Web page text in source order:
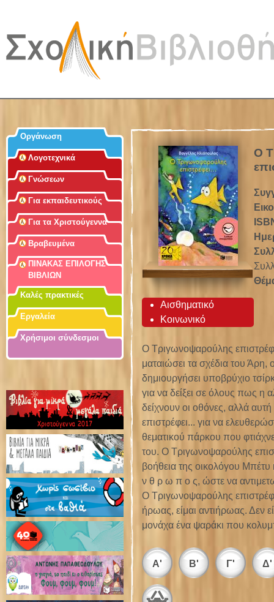
Αισθηματικό
Κοινωνικό
Ο
Ο Τριγωνοψαρούλης
ματαιώσει τα σχέδια του Άρη,
δημιουργήσει υποβρύχιο
για να δείξει σε όλους πως η
δείχνουν οι οθόνες, αλλά
επιστρέφει... για να
θεματικού πάρκου που
του. Ο Τριγωνοψαρούλης
βοήθεια της οικολόγου Μπέτυ
ν θ ρ ω π ο ς, ώστε να
Ο Τριγωνοψαρούλης
ήρωας, είμαι αντιήρωας. Δεν
μονάχα ένα ψαράκι που
Α' Β' Γ' Δ'
Οργάνωση
Λογοτεχνικά
Γνώσεων
Για εκπαιδευτικούς
Για τα Χριστούγεννα
Βραβευμένα
ΠΙΝΑΚΑΣ ΕΠΙΛΟΓΗΣ
ΒΙΒΛΙΩΝ
Καλές πρακτικές
Εργαλεία
Χρήσιμοι σύνδεσμοι